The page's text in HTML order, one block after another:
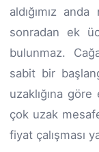
aldığımız
sonradan ek
bulunmaz.
sabit bir
uzaklığına
çok uzak
fiyat çalışması